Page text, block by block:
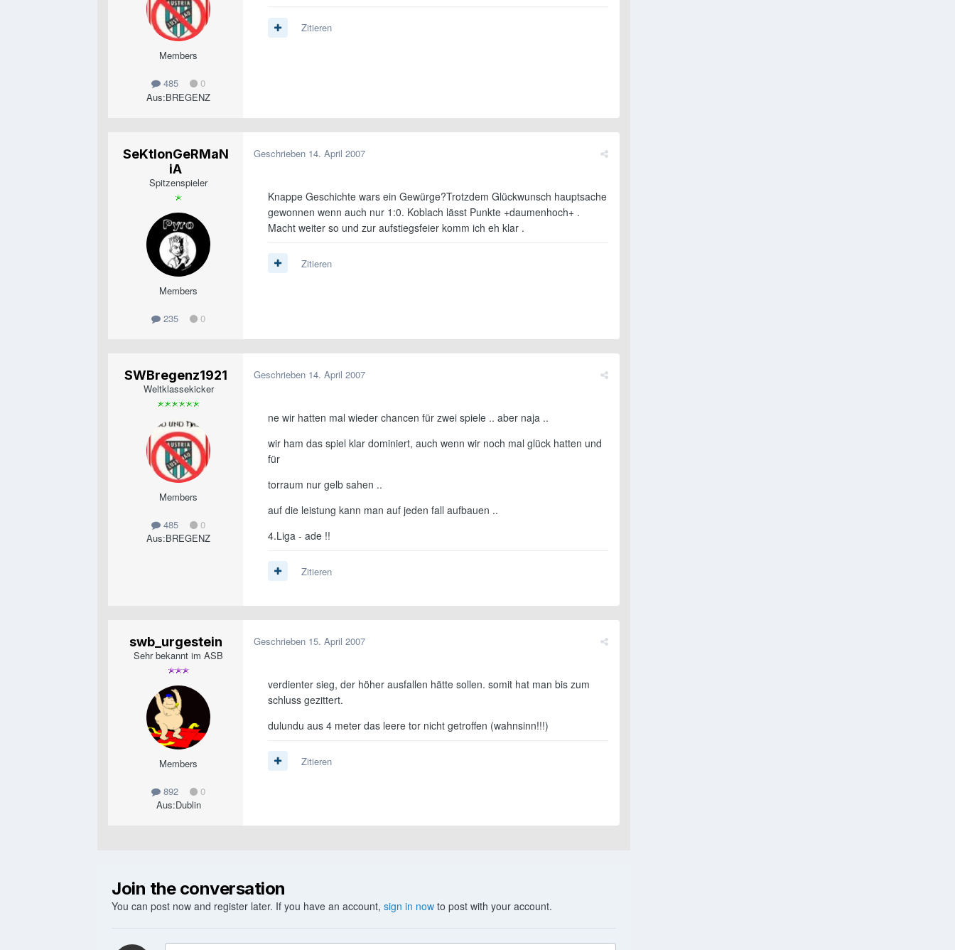
Members
485
0
Aus:BREGENZ
Zitieren
SeKtIonGeRMaN
iA
Spitzenspieler
Members
235 0
Geschrieben 14. April 2007
Knappe Geschichte wars ein Gewürge?Trotzdem Glückwunsch hauptsache
gewonnen wenn auch nur 1:0. Koblach lässt Punkte +daumenhoch+ .
Macht weiter so und zur aufstiegsfeier komm ich eh klar .
Zitieren
SWBregenz1921
Weltklassekicker
Members
485
0
Aus:BREGENZ
Geschrieben 14. April 2007
ne wir hatten mal wieder chancen für zwei spiele .. aber naja ..
wir ham das spiel klar dominiert, auch wenn wir noch mal glück hatten und
für
torraum nur gelb sahen ..
auf die leistung kann man auf jeden fall aufbauen ..
4.Liga - ade !!
Zitieren
swb_urgestein
Sehr bekannt im ASB
Members
892
0
Aus:Dublin
Geschrieben 15. April 2007
verdienter sieg, der höher ausfallen hätte sollen. somit hat man bis zum
schluss gezittert.
dulundu aus 4 meter das leere tor nicht getroffen (wahnsinn!!!)
Zitieren
Join the conversation
You can post now and register later. If you have an account, sign in now to post with your account.